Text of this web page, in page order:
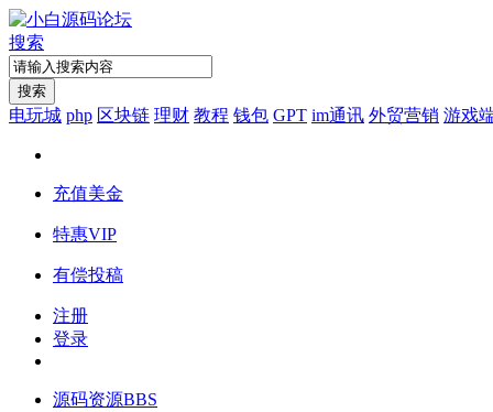
搜索
搜索
电玩城 php 区块链 理财 教程 钱包 GPT im通讯 外贸营销 游戏
充值美金
特惠VIP
有偿投稿
注册
登录
源码资源BBS